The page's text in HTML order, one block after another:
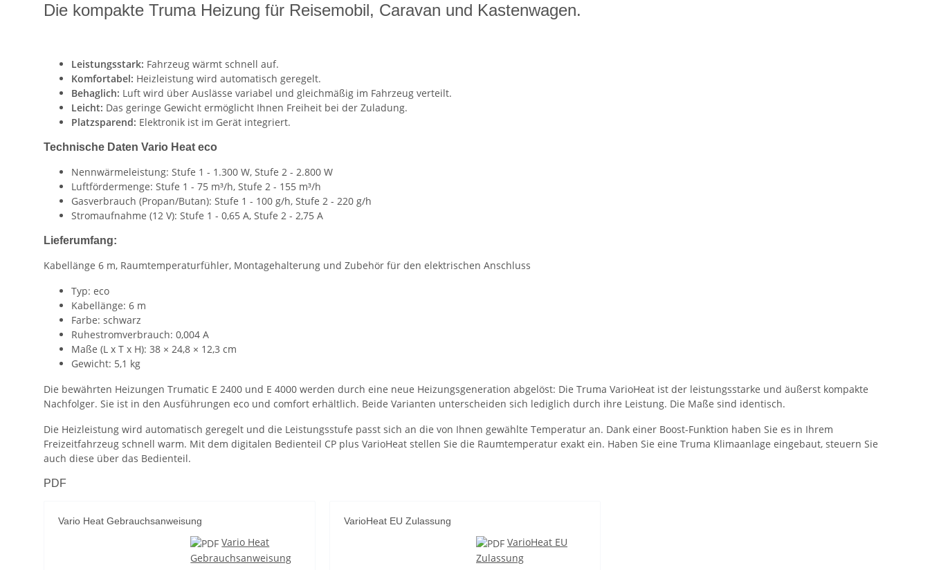
Die kompakte Truma Heizung für Reisemobil, Caravan und Kastenwagen.
Leistungsstark: Fahrzeug wärmt schnell auf.
Komfortabel: Heizleistung wird automatisch geregelt.
Behaglich: Luft wird über Auslässe variabel und gleichmäßig im Fahrzeug verteilt.
Leicht: Das geringe Gewicht ermöglicht Ihnen Freiheit bei der Zuladung.
Platzsparend: Elektronik ist im Gerät integriert.
Technische Daten Vario Heat eco
Nennwärmeleistung: Stufe 1 - 1.300 W, Stufe 2 - 2.800 W
Luftfördermenge: Stufe 1 - 75 m³/h, Stufe 2 - 155 m³/h
Gasverbrauch (Propan/Butan): Stufe 1 - 100 g/h, Stufe 2 - 220 g/h
Stromaufnahme (12 V): Stufe 1 - 0,65 A, Stufe 2 - 2,75 A
Lieferumfang:
Kabellänge 6 m, Raumtemperaturfühler, Montagehalterung und Zubehör für den elektrischen Anschluss
Typ: eco
Kabellänge: 6 m
Farbe: schwarz
Ruhestromverbrauch: 0,004 A
Maße (L x T x H): 38 × 24,8 × 12,3 cm
Gewicht: 5,1 kg
Die bewährten Heizungen Trumatic E 2400 und E 4000 werden durch eine neue Heizungsgeneration abgelöst: Die Truma VarioHeat ist der leistungsstarke und äußerst kompakte
Nachfolger. Sie ist in den Ausführungen eco und comfort erhältlich. Beide Varianten unterscheiden sich lediglich durch ihre Leistung. Die Maße sind identisch.
Die Heizleistung wird automatisch geregelt und die Leistungsstufe passt sich an die von Ihnen gewählte Temperatur an. Dank einer Boost-Funktion haben Sie es in Ihrem
Freizeitfahrzeug schnell warm. Mit dem digitalen Bedienteil CP plus VarioHeat stellen Sie die Raumtemperatur exakt ein. Haben Sie eine Truma Klimaanlage eingebaut, steuern Sie
auch diese über das Bedienteil.
PDF
Vario Heat Gebrauchsanweisung
Vario Heat
Gebrauchsanweisung
VarioHeat EU Zulassung
VarioHeat EU
Zulassung